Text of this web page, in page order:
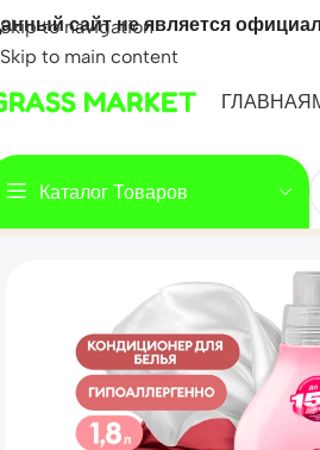
Skip to navigation
Skip to main content
сайт не является
MARKET ГЛАВНАЯ
Каталог Товаров
Кондиционер